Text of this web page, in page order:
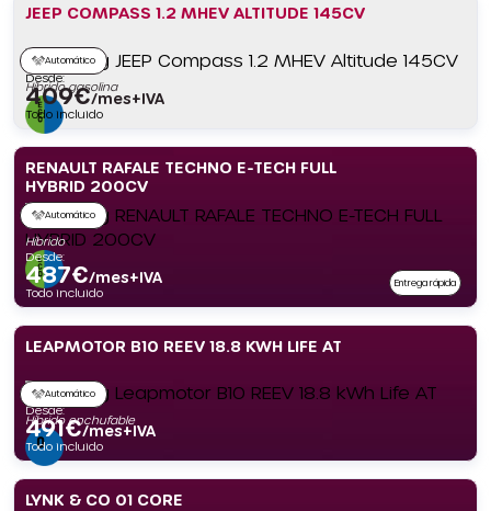
JEEP COMPASS 1.2 MHEV ALTITUDE 145CV
Automático
Híbrido gasolina
Desde:
409€/mes+IVA
Todo incluido
RENAULT RAFALE TECHNO E-TECH FULL
HYBRID 200CV
Automático
Híbrido
Desde:
487€/mes+IVA
Todo incluido
Entrega rápida
LEAPMOTOR B10 REEV 18.8 KWH LIFE AT
Automático
Híbrido enchufable
Desde:
491€/mes+IVA
Todo incluido
LYNK & CO 01 CORE